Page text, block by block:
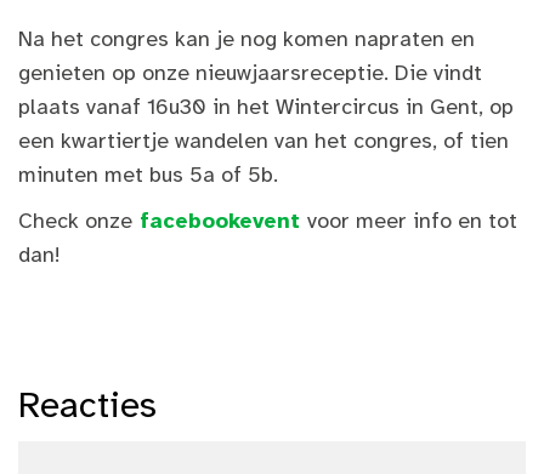
Na het congres kan je nog komen napraten en
genieten op onze nieuwjaarsreceptie. Die vindt
plaats vanaf 16u30 in het Wintercircus in Gent, op
een kwartiertje wandelen van het congres, of tien
minuten met bus 5a of 5b.
Check onze facebookevent voor meer info en tot
dan!
Reacties